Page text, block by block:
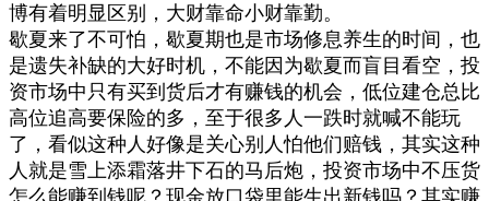
博有着明显区别，大财靠命小财靠勤。
歇夏来了不可怕，歇夏期也是市场修息养生的时间，也
是遗失补缺的大好时机，不能因为歇夏而盲目看空， 投
资市场中只有买到货后才有赚钱的机会，低位建仓总比
高位追高要保险的多，至于很多人一跌时就喊不能玩
了，看似这种人好像是关心别人怕他们赔钱，其实这种
人就是雪上添霜落井下石的马后炮，投资市场中不压货
怎么能赚到钱呢？现金放口袋里能生出新钱吗？其实赚